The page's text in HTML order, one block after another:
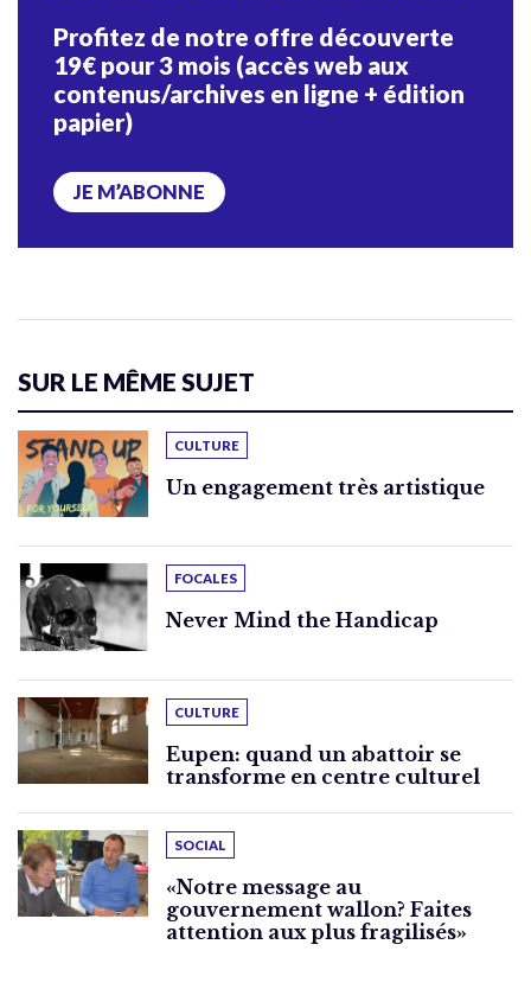
Profitez de notre offre découverte
19€ pour 3 mois (accès web aux
contenus/archives en ligne + édition
papier)
JE M’ABONNE
SUR LE MÊME SUJET
CULTURE
Un engagement très artistique
FOCALES
Never Mind the Handicap
CULTURE
Eupen: quand un abattoir se
transforme en centre culturel
SOCIAL
«Notre message au
gouvernement wallon? Faites
attention aux plus fragilisés»